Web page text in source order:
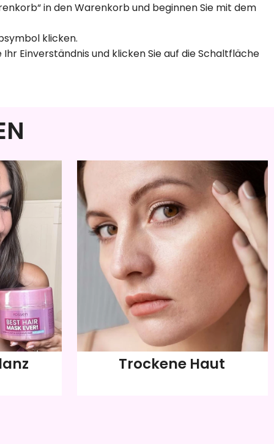
in den Warenkorb und beginnen Sie mit dem
klicken.
Einverständnis und klicken Sie auf die Schaltfläche
Trockene Haut